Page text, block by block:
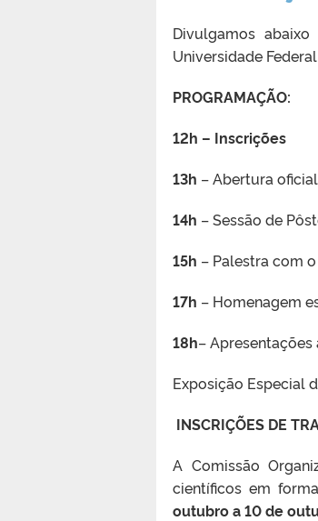
Divulgamos
Universidade
PROGRAMAÇÃO:
12h – Inscrições
13h – Abertura
14h – Sessão de
15h – Palestra com
17h – Homenagem
18h–
Exposição Especial
INSCRIÇÕES DE
A Comissão
científicos em
outubro a 10 de